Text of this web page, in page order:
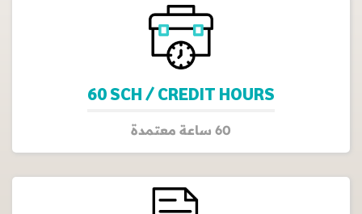
60 SCH / CREDIT HOURS
60 ساعة معتمدة